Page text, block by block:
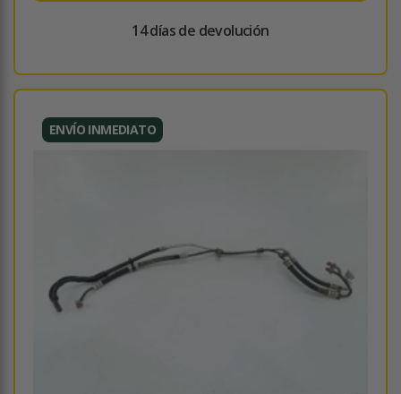
14 días de devolución
ENVÍO INMEDIATO